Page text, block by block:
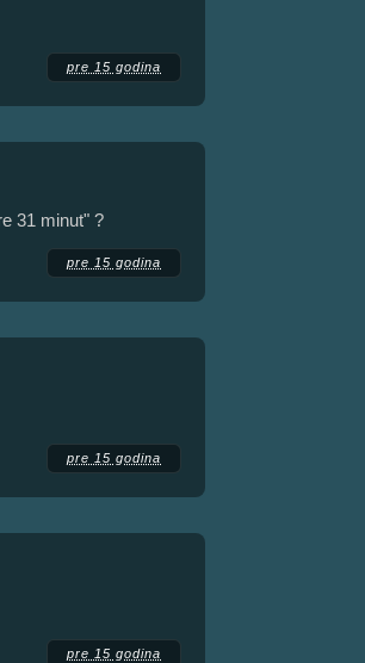
pre 15 godina
31 minut" ?
pre 15 godina
pre 15 godina
pre 15 godina